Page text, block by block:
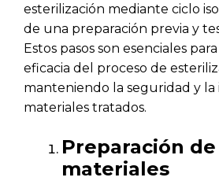
esterilización mediante ciclo
de una preparación previa y
Estos pasos son esenciales
eficacia del proceso de
manteniendo la seguridad y
materiales tratados.
Preparación
materiales